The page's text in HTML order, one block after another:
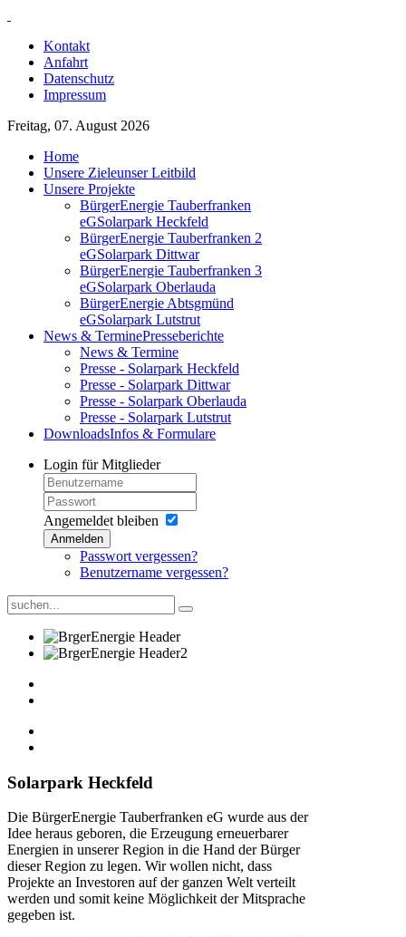
Kontakt
Anfahrt
Datenschutz
Impressum
Freitag, 07. August 2026
Home
Unsere Zieleunser Leitbild
Unsere Projekte
BürgerEnergie Tauberfranken
eGSolarpark Heckfeld
BürgerEnergie Tauberfranken 2
eGSolarpark Dittwar
BürgerEnergie Tauberfranken 3
eGSolarpark Oberlauda
BürgerEnergie Abtsgmünd
eGSolarpark Lutstrut
News & TerminePresseberichte
News & Termine
Presse - Solarpark Heckfeld
Presse - Solarpark Dittwar
Presse - Solarpark Oberlauda
Presse - Solarpark Lutstrut
DownloadsInfos & Formulare
Login für Mitglieder
Angemeldet bleiben
Anmelden
Passwort vergessen?
Benutzername vergessen?
Solarpark Heckfeld
Die BürgerEnergie Tauberfranken eG wurde aus der
Idee heraus geboren, die Erzeugung erneuerbarer
Energien in unserer Region in die Hand der Bürger
dieser Region zu legen. Wir wollen nicht, dass
Projekte an Investoren auf der ganzen Welt verteilt
werden und somit keine Möglichkeit der Mitsprache
gegeben ist.